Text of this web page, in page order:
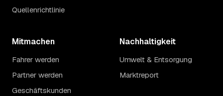
Quellenrichtlinie
Mitmachen
Fahrer werden
Partner werden
Geschäftskunden
Nachhaltigkeit
Umwelt & Entsorgung
Marktreport